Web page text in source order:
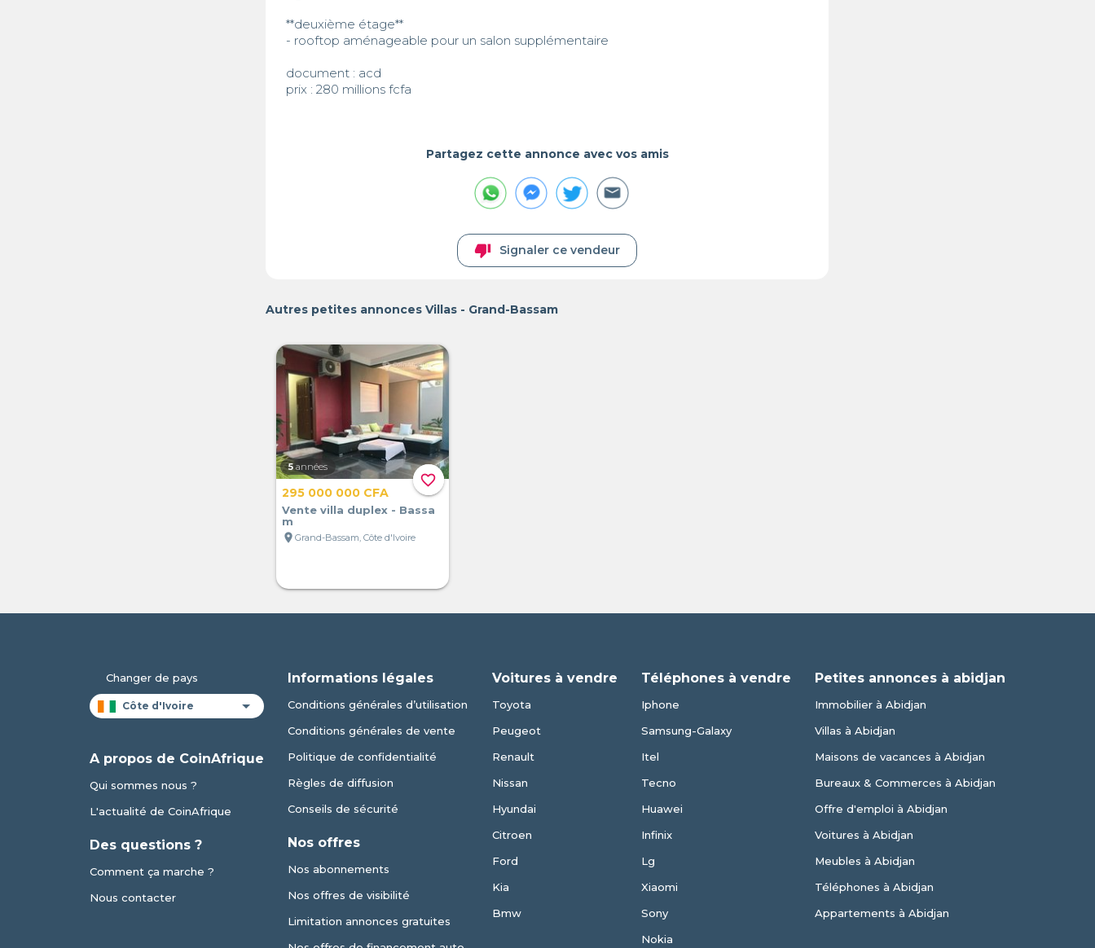
**deuxième étage**
- rooftop aménageable pour un salon supplémentaire
document : acd
prix : 280 millions fcfa
Partagez cette annonce avec vos amis
thumb_down Signaler ce vendeur
Autres petites annonces Villas - Grand-Bassam
favorite_border
5 années
295 000 000 CFA
Vente villa duplex - Bassa
m
location_on Grand-Bassam, Côte d'Ivoire
Changer de pays
A propos de CoinAfrique
Qui sommes nous ?
L'actualité de CoinAfrique
Des questions ?
Comment ça marche ?
Nous contacter
Informations légales
Conditions générales d’utilisation
Conditions générales de vente
Politique de confidentialité
Règles de diffusion
Conseils de sécurité
Nos offres
Nos abonnements
Nos offres de visibilité
Limitation annonces gratuites
Voitures à vendre
Toyota
Peugeot
Renault
Nissan
Hyundai
Citroen
Ford
Kia
Bmw
Téléphones à vendre
Iphone
Samsung-Galaxy
Itel
Tecno
Huawei
Infinix
Lg
Xiaomi
Sony
Nokia
Petites annonces à abidjan
Immobilier à Abidjan
Villas à Abidjan
Maisons de vacances à Abidjan
Bureaux & Commerces à Abidjan
Offre d'emploi à Abidjan
Voitures à Abidjan
Meubles à Abidjan
Téléphones à Abidjan
Appartements à Abidjan